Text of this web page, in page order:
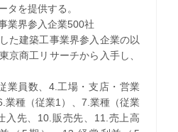
タを提供する。
業界参入企業500社
た建築工事業界参入企業の以
京商工リサーチから入手し、
業員数、4.工場・支店・営業
業種（従業1）、7.業種（従業
入先、10.販売先、11.売上高